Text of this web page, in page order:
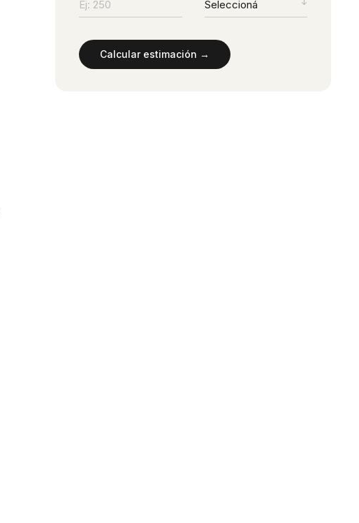
Calcular estimación →